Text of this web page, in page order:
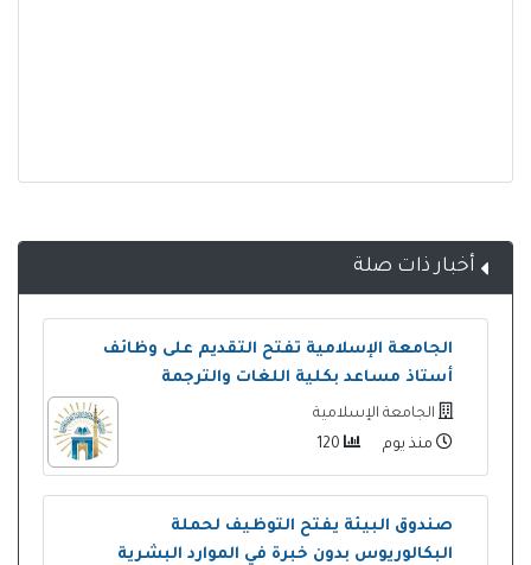
أخبار ذات صلة
الجامعة الإسلامية تفتح التقديم على وظائف
أستاذ مساعد بكلية اللغات والترجمة
الجامعة الإسلامية
منذ يوم
صندوق البيئة يفتح التوظيف لحملة
البكالوريوس بدون خبرة في الموارد البشرية